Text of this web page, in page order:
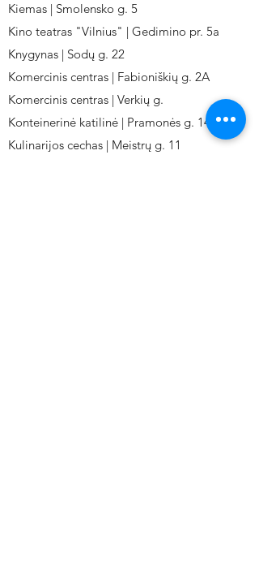
Kiemas | Smolensko g. 5
Kino teatras "Vilnius" | Gedimino pr. 5a
Knygynas | Sodų g. 22
Komercinis centras | Fabioniškių g. 2A
Komercinis centras | Verkių g.
Konteinerinė katilinė | Pramonės g. 141
Kulinarijos cechas | Meistrų g. 11